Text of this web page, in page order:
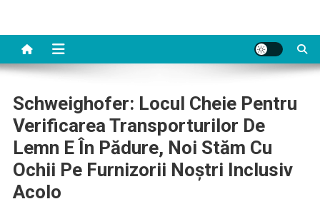
Schweighofer: Locul Cheie Pentru
Verificarea Transporturilor De
Lemn E În Pădure, Noi Stăm Cu
Ochii Pe Furnizorii Noştri Inclusiv
Acolo